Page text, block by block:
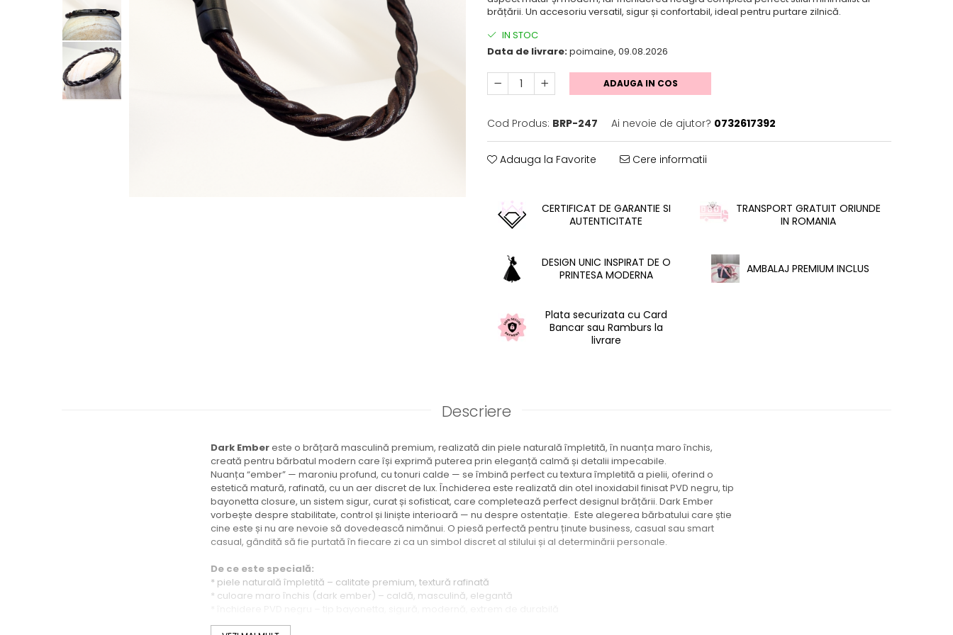
Cadouri adolescente
Cadouri de absolvire
Cadouri pentru Ea
Cadouri pentru El
brățării. Un accesoriu versatil, sigur și confortabil, ideal pentru purtare zilnică.
IN STOC
Data de livrare:poimaine, 09.08.2026
ADAUGA IN COS
Cod Produs: BRP-247 Ai nevoie de ajutor? 0732617392
Adauga la Favorite Cere informatii
CERTIFICAT DE GARANTIE SI
AUTENTICITATE
TRANSPORT GRATUIT ORIUNDE
IN ROMANIA
DESIGN UNIC INSPIRAT DE O
PRINTESA MODERNA
AMBALAJ PREMIUM INCLUS
Plata securizata cu Card
Bancar sau Ramburs la
livrare
Descriere
Dark Embereste o brățară masculină premium, realizată din piele naturală împletită, în nuanța maro închis,
creată pentru bărbatul modern care își exprimă puterea prin eleganță calmă și detalii impecabile.
Nuanța “ember” — maroniu profund, cu tonuri calde — se îmbină perfect cu textura împletită a pielii, oferind o
estetică matură, rafinată, cu un aer discret de lux. Închiderea este realizată din otel inoxidabil finisat PVD negru, tip
bayonetta closure, un sistem sigur, curat și sofisticat, care completează perfect designul brățării. Dark Ember
vorbește despre stabilitate, control și liniște interioară — nu despre ostentație. Este alegerea bărbatului care știe
cine este și nu are nevoie să dovedească nimănui. O piesă perfectă pentru ținute business, casual sau smart
casual, gândită să fie purtată în fiecare zi ca un simbol discret al stilului și al determinării personale.
De ce este specială:
* piele naturală împletită – calitate premium, textură rafinată
* culoare maro închis (dark ember) – caldă, masculină, elegantă
* stil minimalist, matur, premium